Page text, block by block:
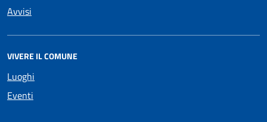
Avvisi
VIVERE IL COMUNE
Luoghi
Eventi